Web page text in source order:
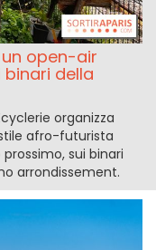
un open-air
della
organizza
afro-futurista
sui binari
arrondissement.